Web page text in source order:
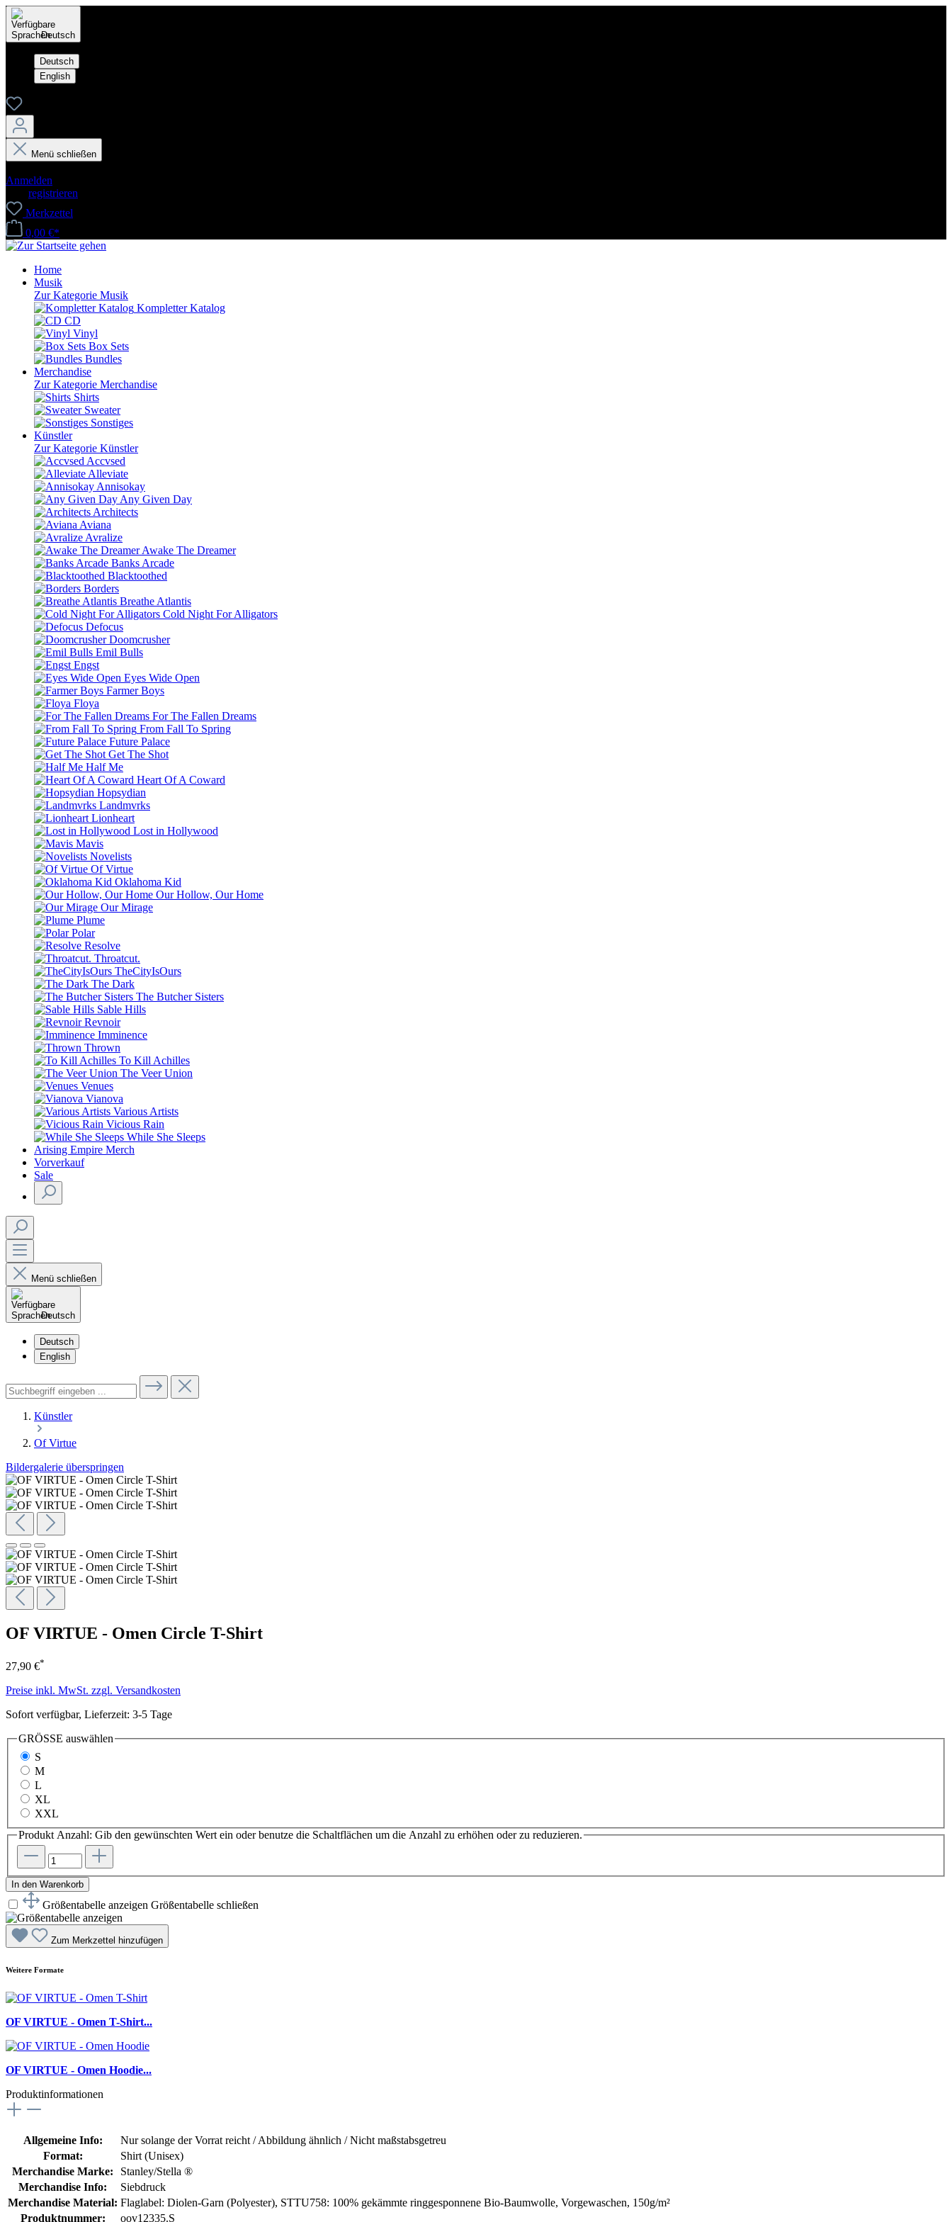
Deutsch
Deutsch
English
Menü schließen
Anmelden
registrieren
Merkzettel
0,00 €*
Home
Musik
Zur Kategorie Musik
Kompletter Katalog
CD
Vinyl
Box Sets
Bundles
Merchandise
Zur Kategorie Merchandise
Shirts
Sweater
Sonstiges
Künstler
Zur Kategorie Künstler
Accvsed
Alleviate
Annisokay
Any Given Day
Architects
Aviana
Avralize
Awake The Dreamer
Banks Arcade
Blacktoothed
Borders
Breathe Atlantis
Cold Night For Alligators
Defocus
Doomcrusher
Emil Bulls
Engst
Eyes Wide Open
Farmer Boys
Floya
For The Fallen Dreams
From Fall To Spring
Future Palace
Get The Shot
Half Me
Heart Of A Coward
Hopsydian
Landmvrks
Lionheart
Lost in Hollywood
Mavis
Novelists
Of Virtue
Oklahoma Kid
Our Hollow, Our Home
Our Mirage
Plume
Polar
Resolve
Throatcut.
TheCityIsOurs
The Dark
The Butcher Sisters
Sable Hills
Revnoir
Imminence
Thrown
To Kill Achilles
The Veer Union
Venues
Vianova
Various Artists
Vicious Rain
While She Sleeps
Arising Empire Merch
Vorverkauf
Sale
Menü schließen
Deutsch
Deutsch
English
Künstler
Of Virtue
Bildergalerie überspringen
OF VIRTUE - Omen Circle T-Shirt
27,90 €*
Preise inkl. MwSt. zzgl. Versandkosten
Sofort verfügbar, Lieferzeit: 3-5 Tage
GRÖSSE auswählen
S
M
L
XL
XXL
Produkt Anzahl: Gib den gewünschten Wert ein oder benutze die Schaltflächen um die Anzahl zu erhöhen oder zu reduzieren.
In den Warenkorb
Größentabelle anzeigen Größentabelle schließen
Zum Merkzettel hinzufügen
Weitere Formate
OF VIRTUE - Omen T-Shirt...
OF VIRTUE - Omen Hoodie...
Produktinformationen
Allgemeine Info:
Nur solange der Vorrat reicht / Abbildung ähnlich / Nicht maßstabsgetreu
Format:
Shirt (Unisex)
Merchandise Marke:
Stanley/Stella ®
Merchandise Info:
Siebdruck
Merchandise Material: Flaglabel: Diolen-Garn (Polyester), STTU758: 100% gekämmte ringgesponnene Bio-Baumwolle, Vorgewaschen, 150g/m²
Produktnummer:
oov12335.S